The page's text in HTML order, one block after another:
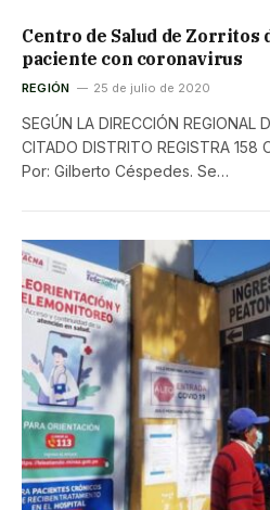
Centro de Salud de Zorritos
paciente con coronavirus
REGIÓN 25 de julio de 2020
SEGÚN LA DIRECCIÓN REGIONAL
CITADO DISTRITO REGISTRA 158
Por: Gilberto Céspedes. Se…